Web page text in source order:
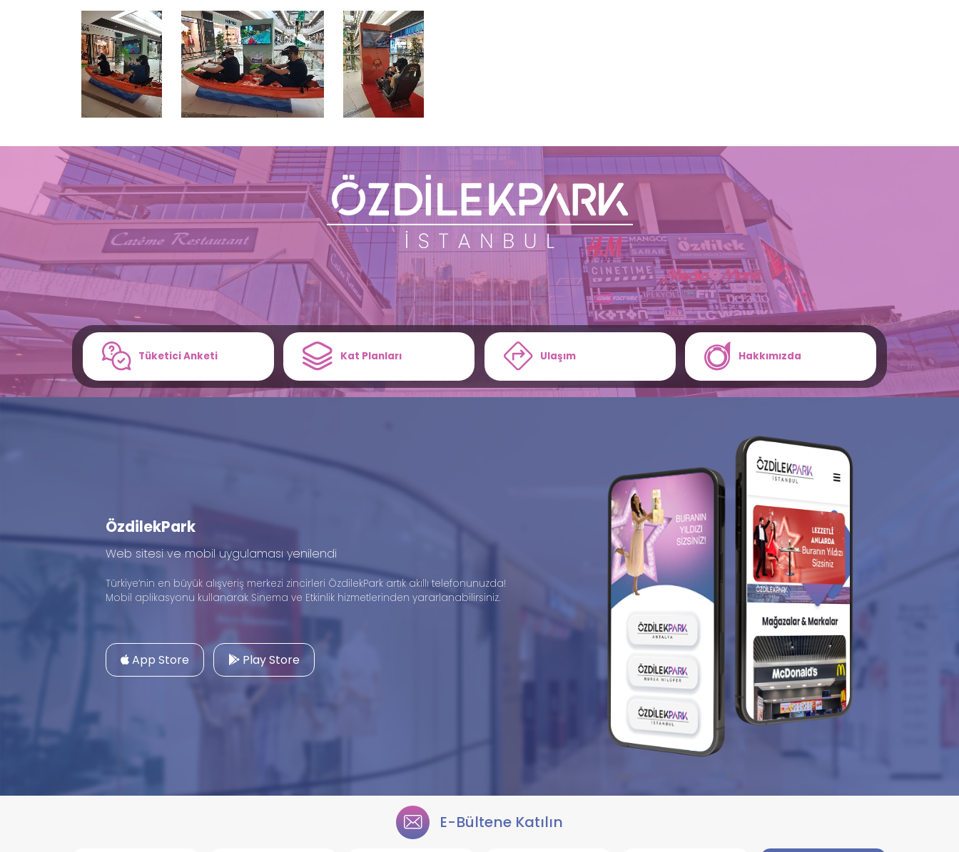
Tüketici Anketi Kat Planları Ulaşım Hakkımızda
ÖzdilekPark
Web sitesi ve mobil uygulaması yenilendi
Türkiye’nin en büyük alışveriş merkezi zincirleri ÖzdilekPark artık akıllı telefonunuzda!
Mobil aplikasyonu kullanarak Sinema ve Etkinlik hizmetlerinden yararlanabilirsiniz.
App Store Play Store
E-Bültene Katılın